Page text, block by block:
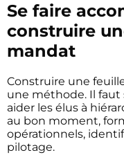
Se faire
construire
mandat
Construire une
une méthode. Il
aider les élus à
au bon moment,
opérationnels,
pilotage.